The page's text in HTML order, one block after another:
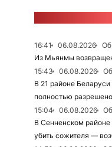
16:41 06.08.2026
Из Мьянмы
15:43
06.08.2026
В 21 районе
полностью
15:04
06.08.2026
В Сенненском
убить сожителя —